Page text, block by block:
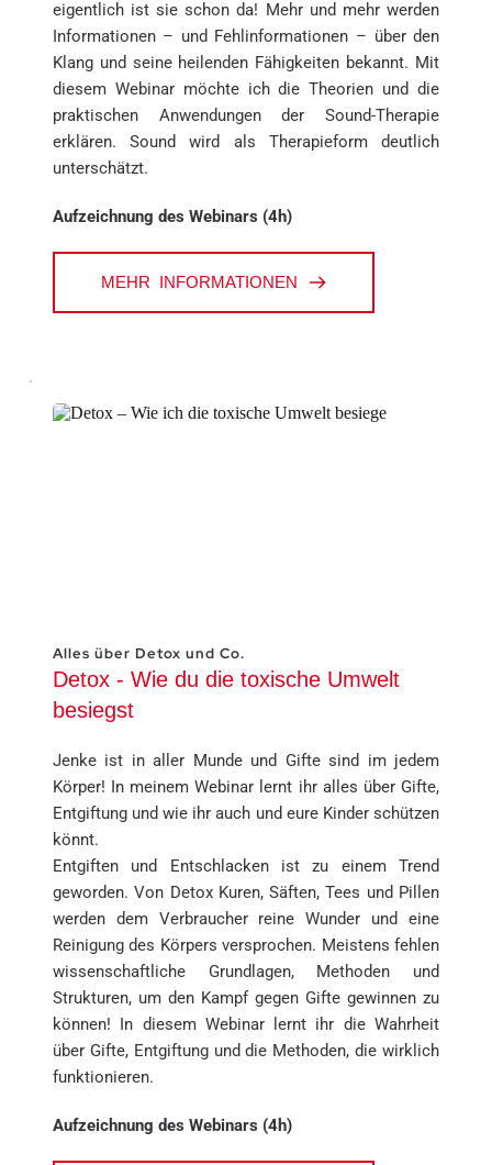
eigentlich ist sie schon da! Mehr und mehr werden
Informationen – und Fehlinformationen – über den
Klang und seine heilenden Fähigkeiten bekannt. Mit
diesem Webinar möchte ich die Theorien und die
praktischen Anwendungen der Sound-Therapie
erklären. Sound wird als Therapieform deutlich
unterschätzt.
Aufzeichnung des Webinars (4h)
MEHR INFORMATIONEN
Alles über Detox und Co.
Detox - Wie du die toxische Umwelt
besiegst
Jenke ist in aller Munde und Gifte sind im jedem
Körper! In meinem Webinar lernt ihr alles über Gifte,
Entgiftung und wie ihr auch und eure Kinder schützen
könnt.
Entgiften und Entschlacken ist zu einem Trend
geworden. Von Detox Kuren, Säften, Tees und Pillen
werden dem Verbraucher reine Wunder und eine
Reinigung des Körpers versprochen. Meistens fehlen
wissenschaftliche Grundlagen, Methoden und
Strukturen, um den Kampf gegen Gifte gewinnen zu
können! In diesem Webinar lernt ihr die Wahrheit
über Gifte, Entgiftung und die Methoden, die wirklich
funktionieren.
Aufzeichnung des Webinars (4h)